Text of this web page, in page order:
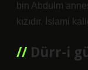
bin Abdulm
kızıdır. İslami
Dürr-i